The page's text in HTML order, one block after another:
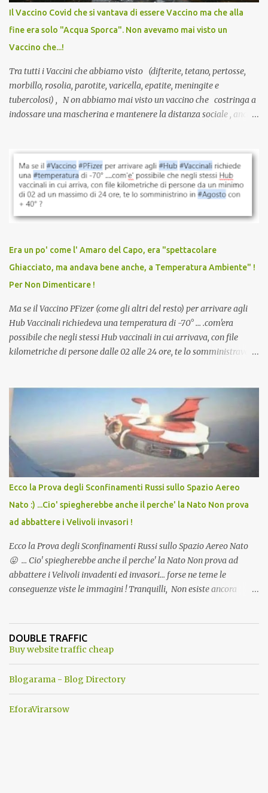
anche a persone sane, giovani, senza fattori di rischio, spesso già
serve una prescrizione. Non c’è diagnosi. Non c’è presa in carico.
L’unico atto richiesto è una fi...
Il Vaccino Covid che si vantava di essere Vaccino ma che alla
fine era solo "Acqua Sporca". Non avevamo mai visto un
Vaccino che...!
Tra tutti i Vaccini che abbiamo visto (difterite, tetano, pertosse,
morbillo, rosolia, parotite, varicella, epatite, meningite e
tubercolosi) , N on abbiamo mai visto un vaccino che costringa a
indossare una mascherina e mantenere la distanza sociale , anche
vaccinazione. Non avevamo mai sentito parlare di ricompense,
sconti, incentivi per vaccinarsi. Non avevamo mai visto
discriminazioni per coloro che non l’hanno fatto. Se non sei stato
vaccinato, nessuno aveva prima cercato di farti sentire una
persona cattiva. Non avevamo mai visto un vaccino che minacci le
vaccino usato per minacciare i mezzi di sussistenza, il lavoro o la
scuola. Non avevamo mai visto un vaccino che permettesse a un
dodicenne di ignorare il consenso dei genitori. Dopo tutti i vaccini
che abbiamo elencato sopra...
Era un po' come l' Amaro del Capo, era "spettacolare
Ghiacciato, ma andava bene anche, a Temperatura Ambiente" !
Per Non Dimenticare !
Ma se il Vaccino PFizer (come gli altri del resto) per arrivare agli
Hub Vaccinali richiedeva una temperatura di -70° ... .com'era
possibile che negli stessi Hub vaccinali in cui arrivava, con file
kilometriche di persone dalle 02 alle 24 ore, te lo somministravano
Vaccino come: l' Amaro del Capo, era "spettacolare Ghiacciato, ma
andava bene anche, a Temperatura Ambiente"! Riproponiamo
l'articolo per NON Dimenticare!
Ecco la Prova degli Sconfinamenti Russi sullo Spazio Aereo
Nato :) ...Cio' spiegherebbe anche il perche' la Nato Non prova
ad abbattere i Velivoli invasori !
Ecco la Prova degli Sconfinamenti Russi sullo Spazio Aereo Nato
😛 ... Cio' spiegherebbe anche il perche' la Nato Non prova ad
abbattere i Velivoli invadenti ed invasori... forse ne teme le
conseguenze viste le immagini ! Tranquilli, Non esiste ancora
ancora una fantasia Nato o forse una "False Flag", per provocare
una guerra mondiale che difficilmente da menti sane, potrebbe
DOUBLE TRAFFIC
Buy website traffic cheap
Blogarama - Blog Directory
EforaVirarsow